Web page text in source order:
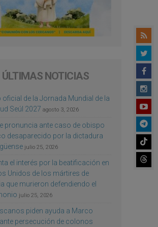
ÚLTIMAS NOTICIAS
oficial de la Jornada Mundial de la
Seúl 2027 agosto 3, 2026
pronuncia ante caso de obispo
desaparecido por la dictadura
julio 25, 2026
el interés por la beatificación en
Unidos de los mártires de
que murieron defendiendo el
julio 25, 2026
piden ayuda a Marco
persecución de colonos